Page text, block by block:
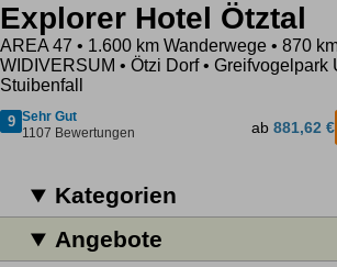
Explorer Hotel Ötztal
AREA 47 • 1.600 km Wanderwege • 870
WIDIVERSUM • Ötzi Dorf • Greifvogelpark
Stuibenfall
9 Sehr Gut
1107 Bewertungen
ab 881,62 €
Kategorien
Angebote